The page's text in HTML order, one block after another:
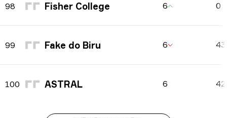
98 Fisher College 6 0
99 Fake do Biru 6
100 ASTRAL 6